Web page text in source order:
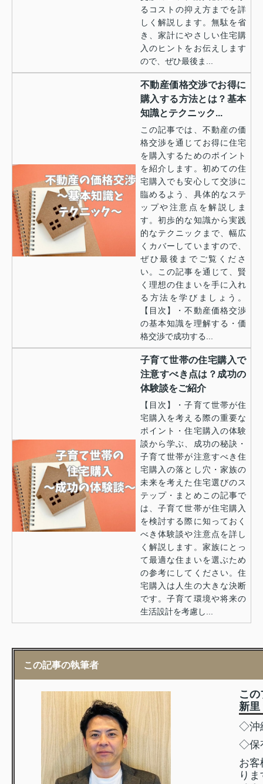
るコストの抑え方までを詳
しく解説します。無駄を省
き、家計にやさしい住宅購
入のヒントをお伝えします
ので、ぜひ最後ま...
不動産価格交渉でお得に
購入する方法とは？基本
知識とテクニック...
この記事では、不動産の価
格交渉を通じてお得に住宅
を購入するためのポイント
を紹介します。初めての住
宅購入でも安心して交渉に
臨めるよう、具体的なステ
ップや注意点を解説しま
す。初歩的な知識から実践
的なテクニックまで、幅広
くカバーしていますので、
ぜひ最後までご覧くださ
い。この記事を通じて、賢
く理想の住まいを手に入れ
る方法を学びましょう。
【目次】・不動産価格交渉
の基本知識を理解する・価
格交渉で成功する...
子育て世帯の住宅購入で
注意すべき点は？成功の
体験談をご紹介
【目次】・子育て世帯が住
宅購入を考える際の重要な
ポイント・住宅購入の体験
談から学ぶ、成功の秘訣・
子育て世帯が注意すべき住
宅購入の落とし穴・家族の
未来を考えた住宅選びのス
テップ・まとめこの記事で
は、子育て世帯が住宅購入
を検討する際に知っておく
べき体験談や注意点を詳し
く解説します。家族にとっ
て最適な住まいを選ぶため
の参考にしてください。住
宅購入は人生の大きな決断
です。子育て環境や将来の
生活設計を考慮し...
この記事の執筆者
こ
新里
◇沖
◇保
お客
り